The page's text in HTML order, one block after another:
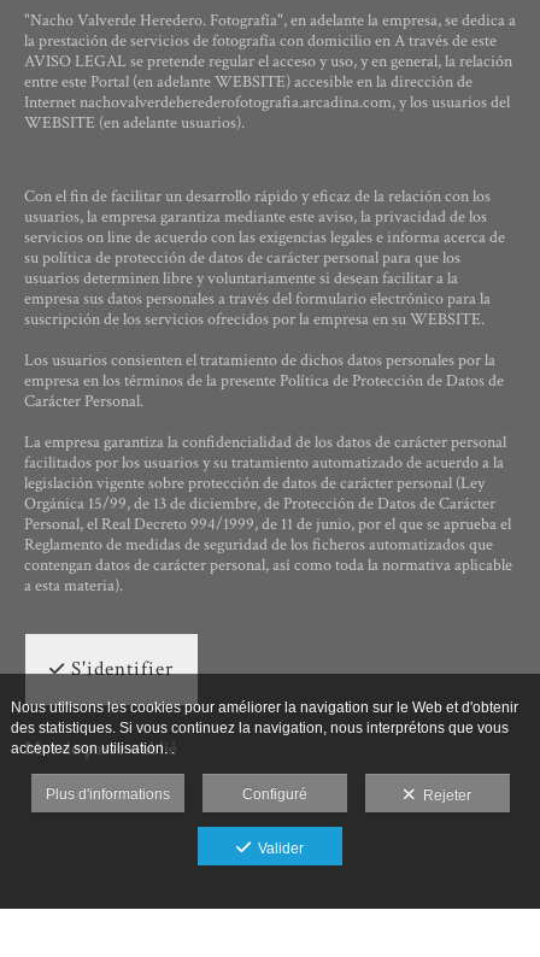
"Nacho Valverde Heredero. Fotografía", en adelante la empresa, se dedica a
la prestación de servicios de fotografía con domicilio en A través de este
AVISO LEGAL se pretende regular el acceso y uso, y en general, la relación
entre este Portal (en adelante WEBSITE) accesible en la dirección de
Internet nachovalverdeherederofotografia.arcadina.com, y los usuarios del
WEBSITE (en adelante usuarios).
Con el fin de facilitar un desarrollo rápido y eficaz de la relación con los
usuarios, la empresa garantiza mediante este aviso, la privacidad de los
servicios on line de acuerdo con las exigencias legales e informa acerca de
su política de protección de datos de carácter personal para que los
usuarios determinen libre y voluntariamente si desean facilitar a la
empresa sus datos personales a través del formulario electrónico para la
suscripción de los servicios ofrecidos por la empresa en su WEBSITE.
Los usuarios consienten el tratamiento de dichos datos personales por la
empresa en los términos de la presente Política de Protección de Datos de
Carácter Personal.
La empresa garantiza la confidencialidad de los datos de carácter personal
facilitados por los usuarios y su tratamiento automatizado de acuerdo a la
legislación vigente sobre protección de datos de carácter personal (Ley
Orgánica 15/99, de 13 de diciembre, de Protección de Datos de Carácter
Personal, el Real Decreto 994/1999, de 11 de junio, por el que se aprueba el
Reglamento de medidas de seguridad de los ficheros automatizados que
contengan datos de carácter personal, así como toda la normativa aplicable
a esta materia).
S'identifier
Mot de passe oublié
Nous utilisons les cookies pour améliorer la navigation sur le Web et d'obtenir
des statistiques. Si vous continuez la navigation, nous interprétons que vous
acceptez son utilisation. .
Plus d'informations Configuré Rejeter
Valider